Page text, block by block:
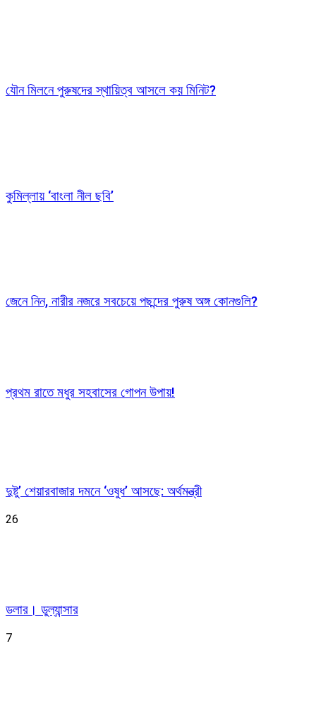
যৌন মিলনে পুরুষদের স্থায়িত্ব আসলে কয় মিনিট?
কুমিল্লায় ‘বাংলা নীল ছবি’
জেনে নিন, নারীর নজরে সবচেয়ে পছন্দের পুরুষ অঙ্গ কোনগুলি?
প্রথম রাতে মধুর সহবাসের গোপন উপায়!
দুষ্টু’ শেয়ারবাজার দমনে ‘ওষুধ’ আসছে: অর্থমন্ত্রী
26
ডলার। ডুল্যান্সার
7